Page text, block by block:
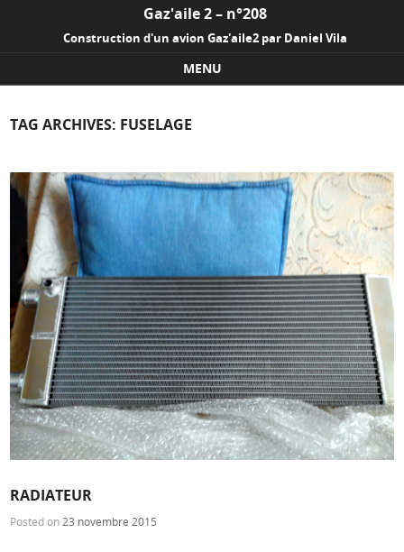
Gaz'aile 2 – n°208
Construction d'un avion Gaz'aile2 par Daniel Vila
MENU
TAG ARCHIVES: FUSELAGE
RADIATEUR
Posted on23 novembre 2015